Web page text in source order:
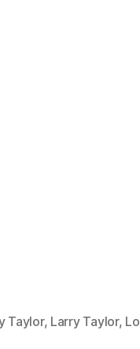
Taylor, Larry Taylor,